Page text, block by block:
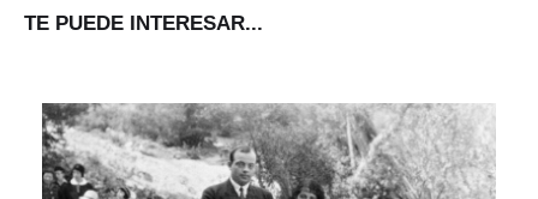
TE PUEDE INTERESAR...